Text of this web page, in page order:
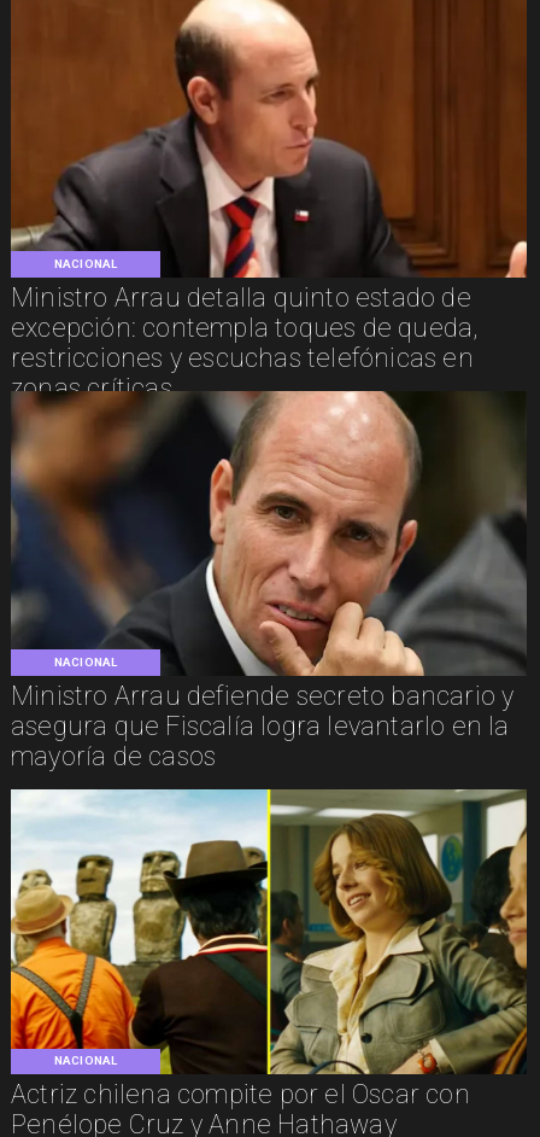
NACIONAL
Ministro Arrau detalla quinto estado de
excepción: contempla toques de queda,
restricciones y escuchas telefónicas en
zonas críticas
NACIONAL
Ministro Arrau defiende secreto bancario y
asegura que Fiscalía logra levantarlo en la
mayoría de casos
NACIONAL
Actriz chilena compite por el Oscar con
Penélope Cruz y Anne Hathaway